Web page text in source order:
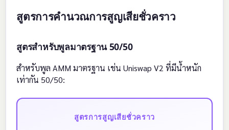
สูตรการคำนวณการสูญเสียชั่วคราว
สูตรสำหรับพูลมาตรฐาน 50/50
สำหรับพูล AMM มาตรฐาน เช่น Uniswap V2 ที่มีน้ำหนัก
เท่ากัน 50/50:
สูตรการสูญเสียชั่วคราว